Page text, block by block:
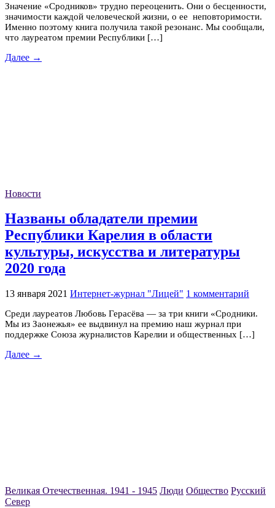
Значение «Сродников» трудно переоценить. Они о бесценности,
значимости каждой человеческой жизни, о ее неповторимости.
Именно поэтому книга получила такой резонанс. Мы сообщали,
что лауреатом премии Республики […]
Далее →
Новости
Названы обладатели премии
Республики Карелия в области
культуры, искусства и литературы
2020 года
13 января 2021 Интернет-журнал "Лицей" 1 комментарий
Среди лауреатов Любовь Герасёва — за три книги «Сродники.
Мы из Заонежья» ее выдвинул на премию наш журнал при
поддержке Союза журналистов Карелии и общественных […]
Далее →
Великая Отечественная. 1941 - 1945 Люди Общество Русский
Север